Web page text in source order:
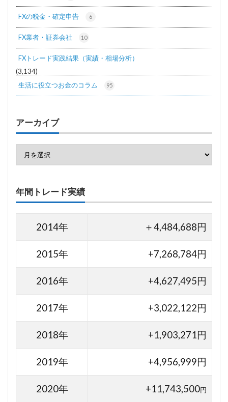
FXの税金・確定申告 6
FX業者・証券会社 10
FXトレード実践結果（実績・相場分析）
(3,134)
生活に役立つお金のコラム
95
アーカイブ
年間トレード実績
2014年 ＋4,484,688円
2015年 +7,268,784円
2016年 +4,627,495円
2017年 +3,022,122円
2018年 +1,903,271円
2019年 +4,956,999円
2020年 +11,743,500円